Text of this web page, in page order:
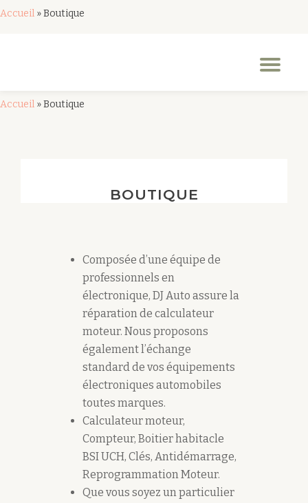
Accueil »Boutique
Accueil »Boutique
BOUTIQUE
Composée d’une équipe de
professionnels en
électronique, DJ Auto assure la
réparation de calculateur
moteur. Nous proposons
également l’échange
standard de vos équipements
électroniques automobiles
toutes marques.
Calculateur moteur,
Compteur, Boitier habitacle
BSI UCH, Clés, Antidémarrage,
Reprogrammation Moteur.
Que vous soyez un particulier